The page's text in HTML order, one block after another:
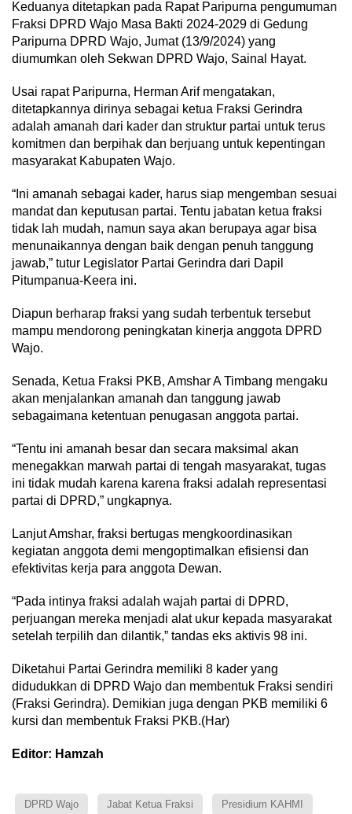
Keduanya ditetapkan pada Rapat Paripurna pengumuman
Fraksi DPRD Wajo Masa Bakti 2024-2029 di Gedung
Paripurna DPRD Wajo, Jumat (13/9/2024) yang
diumumkan oleh Sekwan DPRD Wajo, Sainal Hayat.
Usai rapat Paripurna, Herman Arif mengatakan,
ditetapkannya dirinya sebagai ketua Fraksi Gerindra
adalah amanah dari kader dan struktur partai untuk terus
komitmen dan berpihak dan berjuang untuk kepentingan
masyarakat Kabupaten Wajo.
“Ini amanah sebagai kader, harus siap mengemban sesuai
mandat dan keputusan partai. Tentu jabatan ketua fraksi
tidak lah mudah, namun saya akan berupaya agar bisa
menunaikannya dengan baik dengan penuh tanggung
jawab,” tutur Legislator Partai Gerindra dari Dapil
Pitumpanua-Keera ini.
Diapun berharap fraksi yang sudah terbentuk tersebut
mampu mendorong peningkatan kinerja anggota DPRD
Wajo.
Senada, Ketua Fraksi PKB, Amshar A Timbang mengaku
akan menjalankan amanah dan tanggung jawab
sebagaimana ketentuan penugasan anggota partai.
“Tentu ini amanah besar dan secara maksimal akan
menegakkan marwah partai di tengah masyarakat, tugas
ini tidak mudah karena karena fraksi adalah representasi
partai di DPRD,” ungkapnya.
Lanjut Amshar, fraksi bertugas mengkoordinasikan
kegiatan anggota demi mengoptimalkan efisiensi dan
efektivitas kerja para anggota Dewan.
“Pada intinya fraksi adalah wajah partai di DPRD,
perjuangan mereka menjadi alat ukur kepada masyarakat
setelah terpilih dan dilantik,” tandas eks aktivis 98 ini.
Diketahui Partai Gerindra memiliki 8 kader yang
didudukkan di DPRD Wajo dan membentuk Fraksi sendiri
(Fraksi Gerindra). Demikian juga dengan PKB memiliki 6
kursi dan membentuk Fraksi PKB.(Har)
Editor: Hamzah
DPRD Wajo Jabat Ketua Fraksi Presidium KAHMI